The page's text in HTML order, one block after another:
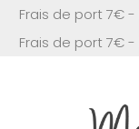
Frais de port 7€ -
Frais de port 7€ -